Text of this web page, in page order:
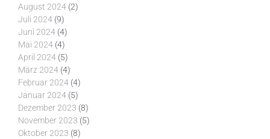
August 2024 (2)
Juli 2024 (9)
Juni 2024 (4)
Mai 2024 (4)
April 2024 (5)
März 2024 (4)
Februar 2024 (4)
Januar 2024 (5)
Dezember 2023 (8)
November 2023 (5)
Oktober 2023 (8)